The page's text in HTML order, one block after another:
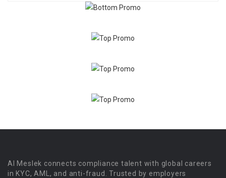
Al Meslek connects compliance talent with global careers
in KYC, AML, and anti-fraud. Trusted by employers